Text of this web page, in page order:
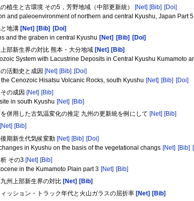
植生と古環境 その5，芳野地域（中部更新統） [Net] [Bib] [Doi]
and paleoenvironment of northern and central Kyushu, Japan Part
地溝 [Net] [Bib]
[Doi]
and the graben in central Kyushu [Net] [Bib]
[Doi]
部新生界の対比 熊本・大分地域 [Net] [Bib]
System with Lacustrine Deposits in Central Kyushu Kumamoto
活動史と成因 [Net] [Bib] [Doi]
Cenozoic Hisatsu Volcanic Rocks, south Kyushu [Net] [Bib] [Doi]
の成因 [Net] [Bib]
in south Kyushu [Net] [Bib]
併用した古気温変化の推定 九州の更新統を例にして [Net] [Bib]
[Net] [Bib]
期新生代気候変動[Net] [Bib] [Doi]
in Kyushu on the basis of the vegetational changs [Net] [Bib]
析 その3[Net] [Bib]
in the Kumamoto Plain part 3 [Net] [Bib]
州上部新生界の対比[Net] [Bib]
ッション・トラック年代と火山ガラスの屈折率[Net] [Bib]